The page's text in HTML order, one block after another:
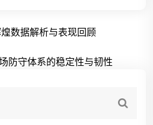
数据解析与表现回顾
防守体系的稳定性与韧性